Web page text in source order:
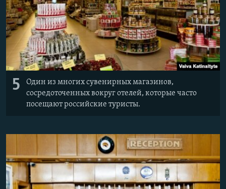
5
Один из многих сувенирных магазинов,
сосредоточенных вокруг отелей, которые часто
посещают российские туристы.